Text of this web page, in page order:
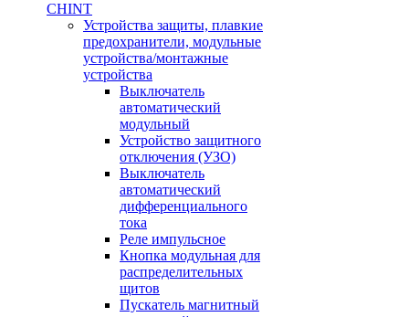
CHINT
Устройства защиты, плавкие
предохранители, модульные
устройства/монтажные
устройства
Выключатель
автоматический
модульный
Устройство защитного
отключения (УЗО)
Выключатель
автоматический
дифференциального
тока
Реле импульсное
Кнопка модульная для
распределительных
щитов
Пускатель магнитный